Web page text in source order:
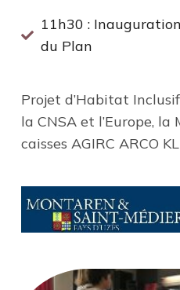
11h30 :
du Plan
Projet d’Habitat
la CNSA et l’Europe, la
caisses AGIRC ARCO